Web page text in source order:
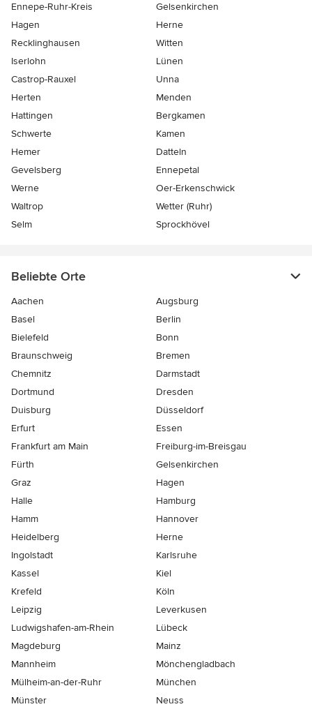
Ennepe-Ruhr-Kreis
Gelsenkirchen
Hagen
Herne
Recklinghausen
Witten
Iserlohn
Lünen
Castrop-Rauxel
Unna
Herten
Menden
Hattingen
Bergkamen
Schwerte
Kamen
Hemer
Datteln
Gevelsberg
Ennepetal
Werne
Oer-Erkenschwick
Waltrop
Wetter (Ruhr)
Selm
Sprockhövel
Beliebte Orte
Aachen
Augsburg
Basel
Berlin
Bielefeld
Bonn
Braunschweig
Bremen
Chemnitz
Darmstadt
Dortmund
Dresden
Duisburg
Düsseldorf
Erfurt
Essen
Frankfurt am Main
Freiburg-im-Breisgau
Fürth
Gelsenkirchen
Graz
Hagen
Halle
Hamburg
Hamm
Hannover
Heidelberg
Herne
Ingolstadt
Karlsruhe
Kassel
Kiel
Krefeld
Köln
Leipzig
Leverkusen
Ludwigshafen-am-Rhein
Lübeck
Magdeburg
Mainz
Mannheim
Mönchen­gladbach
Mülheim-an-der-Ruhr
München
Münster
Neuss